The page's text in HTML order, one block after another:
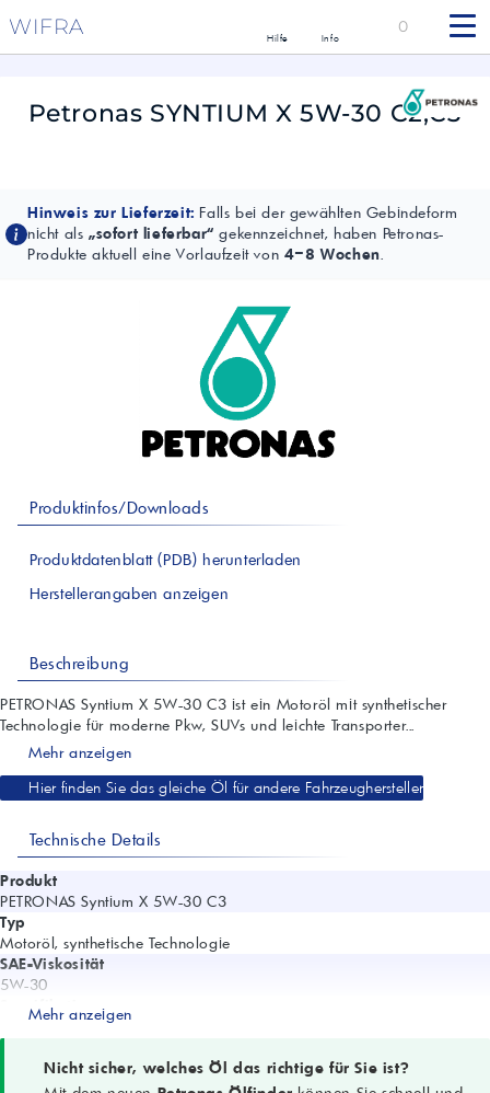
WIFRA Hilfe Info
0
Petronas SYNTIUM X 5W-30 C2,C3
Hinweis zur Lieferzeit: Falls bei der gewählten Gebindeform
nicht als „sofort lieferbar“ gekennzeichnet, haben Petronas-
Produkte aktuell eine Vorlaufzeit von 4–8 Wochen.
Produktinfos/Downloads
Produktdatenblatt (PDB) herunterladen
Herstellerangaben anzeigen
Beschreibung
PETRONAS Syntium X 5W-30 C3 ist ein Motoröl mit synthetischer
Technologie für moderne Pkw, SUVs und leichte Transporter...
Mehr anzeigen
Hier finden Sie das gleiche Öl für andere Fahrzeughersteller
Technische Details
Produkt
PETRONAS Syntium X 5W-30 C3
Typ
Motoröl, synthetische Technologie
SAE-Viskosität
5W-30
Spezifikationen
ACEA C3; API SP
Pkw, SUVs, leichte Transporter; Benzin- und Dieselmotoren
Kerneigenschaften
Mehr anzeigen
Nicht sicher, welches Öl das richtige für Sie ist?